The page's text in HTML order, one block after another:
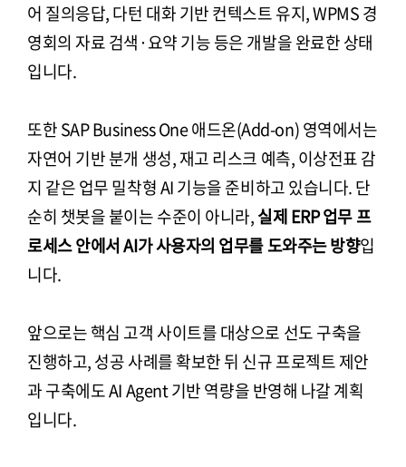
어 질의응답, 다턴 대화 기반 컨텍스트 유지, WPMS 경
영회의 자료 검색·요약 기능 등은 개발을 완료한 상태
입니다.
또한 SAP Business One 애드온(Add-on) 영역에서는
자연어 기반 분개 생성, 재고 리스크 예측, 이상전표 감
지 같은 업무 밀착형 AI 기능을 준비하고 있습니다. 단
순히 챗봇을 붙이는 수준이 아니라,실제 ERP 업무 프
로세스 안에서 AI가 사용자의 업무를 도와주는 방향입
니다.
앞으로는 핵심 고객 사이트를 대상으로 선도 구축을
진행하고, 성공 사례를 확보한 뒤 신규 프로젝트 제안
과 구축에도 AI Agent 기반 역량을 반영해 나갈 계획
입니다.